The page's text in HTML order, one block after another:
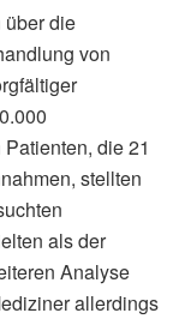
die
von
die 21
stellten
als der
Analyse
allerdings